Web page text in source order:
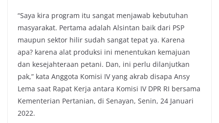
“Saya kira program itu sangat menjawab kebutuhan
masyarakat. Pertama adalah Alsintan baik dari PSP
maupun sektor hilir sudah sangat tepat ya. Karena
apa? karena alat produksi ini menentukan kemajuan
dan kesejahteraan petani. Dan, ini perlu dilanjutkan
pak,” kata Anggota Komisi IV yang akrab disapa Ansy
Lema saat Rapat Kerja antara Komisi IV DPR RI bersama
Kementerian Pertanian, di Senayan, Senin, 24 Januari
2022.